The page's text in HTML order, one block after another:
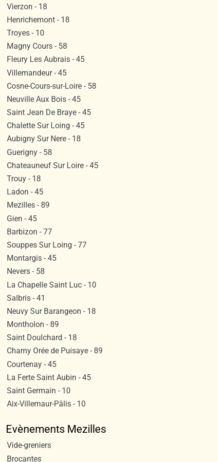
Vierzon - 18
Henrichemont - 18
Troyes - 10
Magny Cours - 58
Fleury Les Aubrais - 45
Villemandeur - 45
Cosne-Cours-sur-Loire - 58
Neuville Aux Bois - 45
Saint Jean De Braye - 45
Chalette Sur Loing - 45
Aubigny Sur Nere - 18
Guerigny - 58
Chateauneuf Sur Loire - 45
Trouy - 18
Ladon - 45
Mezilles - 89
Gien - 45
Barbizon - 77
Souppes Sur Loing - 77
Montargis - 45
Nevers - 58
La Chapelle Saint Luc - 10
Salbris - 41
Neuvy Sur Barangeon - 18
Montholon - 89
Saint Doulchard - 18
Charny Orée de Puisaye - 89
Courtenay - 45
La Ferte Saint Aubin - 45
Saint Germain - 10
Aix-Villemaur-Pâlis - 10
Evènements Mezilles
Vide-greniers
Brocantes